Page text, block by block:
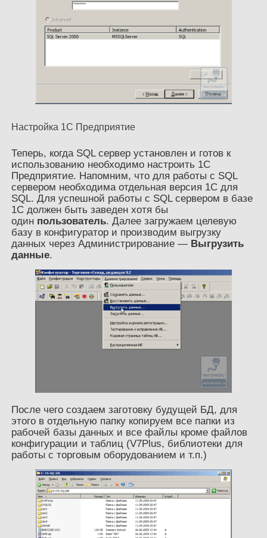
Настройка 1С Предприятие
Теперь, когда SQL сервер установлен и готов к
использованию необходимо настроить 1С
Предприятие. Напомним, что для работы с SQL
сервером необходима отдельная версия 1С для
SQL. Для успешной работы с SQL сервером в базе
1С должен быть заведен хотя бы
один пользователь. Далее загружаем целевую
базу в конфигуратор и производим выгрузку
данных через Администрирование — Выгрузить
данные.
После чего создаем заготовку будущей БД, для
этого в отдельную папку копируем все папки из
рабочей базы данных и все файлы кроме файлов
конфигурации и таблиц (V7Plus, библиотеки для
работы с торговым оборудованием и т.п.)